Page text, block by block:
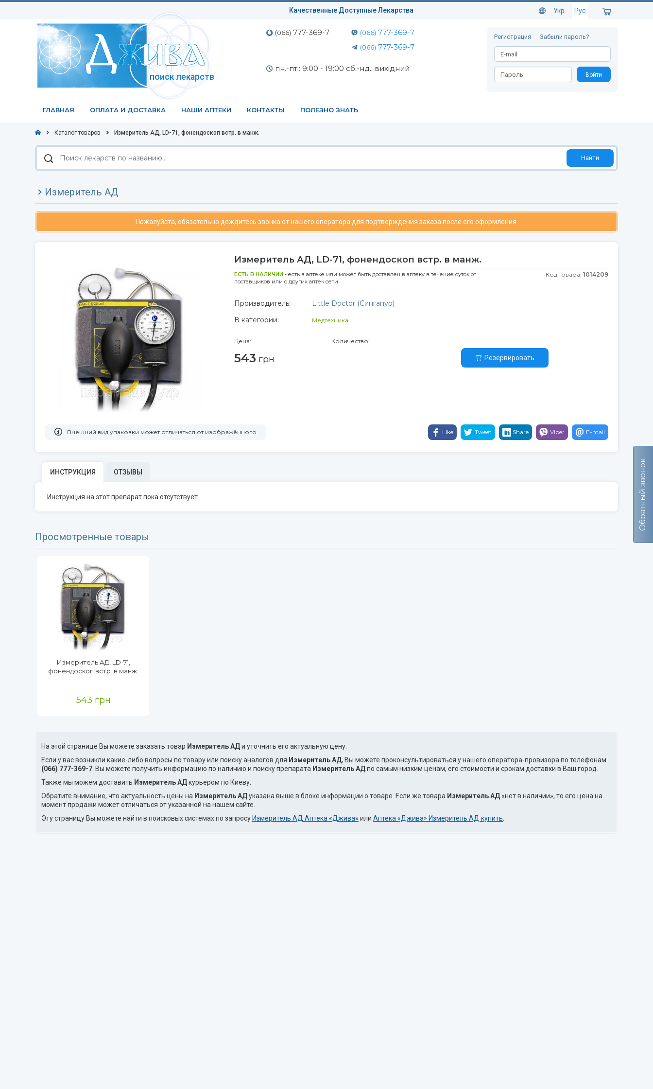
Качественные Доступные Лекарства Укр Рус
поиск лекарств
(066) 777-369-7 (066) 777-369-7
(066) 777-369-7
пн.-пт.: 9:00 - 19:00 сб.-нд.: вихідний
Регистрация Забыли пароль?
Войти
ГЛАВНАЯ ОПЛАТА И ДОСТАВКА НАШИ АПТЕКИ КОНТАКТЫ ПОЛЕЗНО ЗНАТЬ
Каталог товаров Измеритель АД, LD-71, фонендоскоп встр. в манж.
Поиск
лекарств
по
Найти
Измеритель АД
Пожалуйста, обязательно дождитесь звонка от нашего оператора для подтверждения заказа после его оформления.
Измеритель АД, LD-71, фонендоскоп встр. в манж.
ЕСТЬ В НАЛИЧИИ - есть в аптеке или может быть доставлен в аптеку в течение суток от
поставщиков или с других аптек сети
Код товара: 1014209
Производитель:
Little Doctor (Сингапур)
В категории:
Медтехника
Цена:
543 грн
Количество:
Резервировать
Bнешний вид упаковки может отличаться от изображённого Like Tweet Share Viber E-mail
ИНСТРУКЦИЯ ОТЗЫВЫ
Инструкция на этот препарат пока отсутствует.
Просмотренные товары
Измеритель АД, LD-71,
фонендоскоп встр. в манж.
543 грн
На этой странице Вы можете заказать товар Измеритель АДи уточнить его актуальную цену.
Если у вас возникли какие-либо вопросы по товару или поиску аналогов для Измеритель АД, Вы можете проконсультироваться у нашего оператора-провизора по телефонам
(066) 777-369-7 . Вы можете получить информацию по наличию и поиску препарата Измеритель АДпо самым низким ценам, его стоимости и срокам доставки в Ваш город.
Также мы можем доставить Измеритель АДкурьером по Киеву.
Обратите внимание, что актуальность цены на Измеритель АДуказана выше в блоке информации о товаре. Если же товара Измеритель АД«нет в наличии», то его цена на
момент продажи может отличаться от указанной на нашем сайте.
Эту страницу Вы можете найти в поисковых системах по запросу Измеритель АД Аптека «Джива» или Аптека «Джива» Измеритель АД купить
Обратный звонок